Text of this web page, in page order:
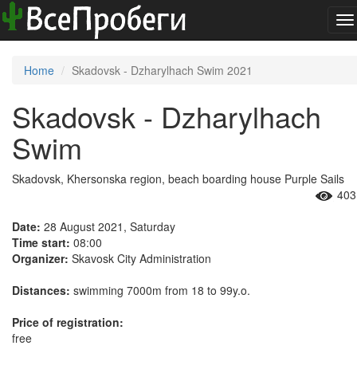
Home Skadovsk - Dzharylhach Swim 2021
Skadovsk - Dzharylhach
Swim
Skadovsk, Khersonska region, beach boarding house Purple Sails
Date: 28 August 2021, Saturday
Time start: 08:00
Organizer: Skavosk City Administration
Distances: swimming 7000m from 18 to 99y.o.
Price of registration:
free